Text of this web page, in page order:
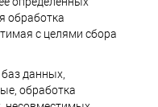
обработка
с целями сбора
данных,
обработка